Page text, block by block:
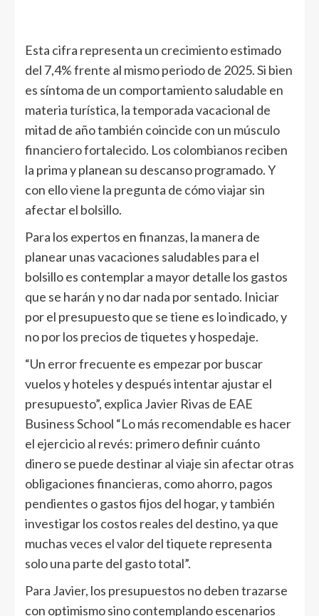
Esta cifra representa un crecimiento estimado
del 7,4% frente al mismo periodo de 2025. Si bien
es síntoma de un comportamiento saludable en
materia turística, la temporada vacacional de
mitad de año también coincide con un músculo
financiero fortalecido. Los colombianos reciben
la prima y planean su descanso programado. Y
con ello viene la pregunta de cómo viajar sin
afectar el bolsillo.
Para los expertos en finanzas, la manera de
planear unas vacaciones saludables para el
bolsillo es contemplar a mayor detalle los gastos
que se harán y no dar nada por sentado. Iniciar
por el presupuesto que se tiene es lo indicado, y
no por los precios de tiquetes y hospedaje.
“Un error frecuente es empezar por buscar
vuelos y hoteles y después intentar ajustar el
presupuesto”, explica Javier Rivas de EAE
Business School “Lo más recomendable es hacer
el ejercicio al revés: primero definir cuánto
dinero se puede destinar al viaje sin afectar otras
obligaciones financieras, como ahorro, pagos
pendientes o gastos fijos del hogar, y también
investigar los costos reales del destino, ya que
muchas veces el valor del tiquete representa
solo una parte del gasto total”.
Para Javier, los presupuestos no deben trazarse
con optimismo sino contemplando escenarios